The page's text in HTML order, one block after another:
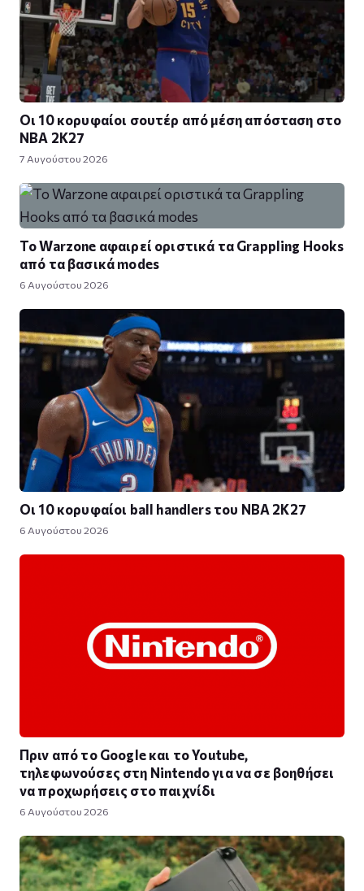
Οι 10 κορυφαίοι σουτέρ από μέση απόσταση στο
NBA 2K27
7 Αυγούστου 2026
Το Warzone αφαιρεί οριστικά τα Grappling Hooks
από τα βασικά modes
6 Αυγούστου 2026
Οι 10 κορυφαίοι ball handlers του NBA 2K27
6 Αυγούστου 2026
Πριν από το Google και το Youtube,
τηλεφωνούσες στη Nintendo για να σε βοηθήσει
να προχωρήσεις στο παιχνίδι
6 Αυγούστου 2026